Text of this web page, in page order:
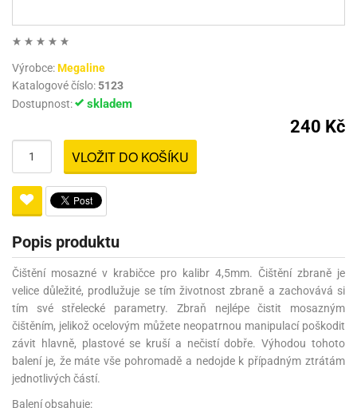
Výrobce:Megaline
Katalogové číslo:5123
Dostupnost:
skladem
240 Kč
VLOŽIT DO KOŠÍKU
Popis produktu
Čištění mosazné v krabičce pro kalibr 4,5mm. Čištění zbraně je
velice důležité, prodlužuje se tím životnost zbraně a zachovává si
tím své střelecké parametry. Zbraň nejlépe čistit mosazným
čištěním, jelikož ocelovým můžete neopatrnou manipulací poškodit
závit hlavně, plastové se kruší a nečistí dobře. Výhodou tohoto
balení je, že máte vše pohromadě a nedojde k případným ztrátám
jednotlivých částí.
Balení obsahuje: